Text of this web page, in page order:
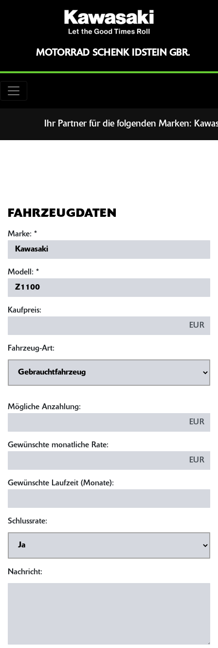
MOTORRAD SCHENK IDSTEIN GBR.
Ihr Partner für die folgenden Marken:
FAHRZEUGDATEN
Marke: *
Modell: *
Kaufpreis:
EUR
Fahrzeug-Art:
Mögliche Anzahlung:
EUR
Gewünschte monatliche Rate:
EUR
Gewünschte Laufzeit (Monate):
Schlussrate:
Nachricht: